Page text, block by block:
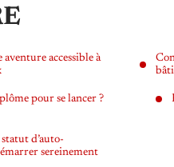
accessible à
pour se lancer ?
d’auto-
sereinement